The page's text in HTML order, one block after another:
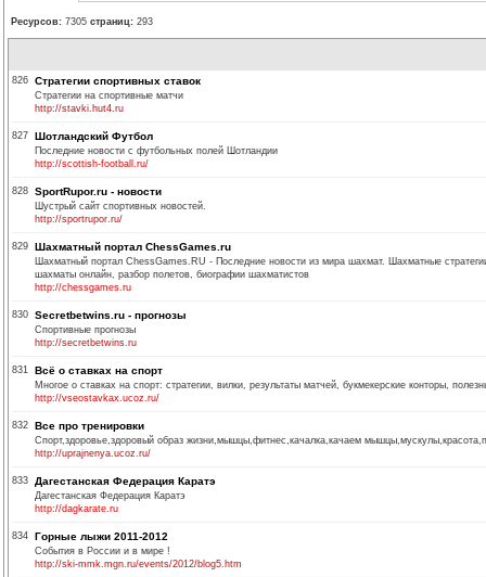
Ресурсов: 7305 страниц: 293
826 Стратегии спортивных ставок
Стратегии на спортивные матчи
http://stavki.hut4.ru
827 Шотландский Футбол
Последние новости с футбольных полей Шотландии
http://scottish-football.ru/
828 SportRupor.ru - новости
Шустрый сайт спортивных новостей.
http://sportrupor.ru/
829 Шахматный портал ChessGames.ru
Шахматный портал ChessGames.RU - Последние новости из мира шахмат. Шахматные
шахматы онлайн, разбор полетов, биографии шахматистов
http://chessgames.ru
830 Secretbetwins.ru - прогнозы
Спортивные прогнозы
http://secretbetwins.ru
831 Всё о ставках на спорт
Многое о ставках на спорт: стратегии, вилки, результаты матчей, букмекерские конторы,
http://vseostavkax.ucoz.ru/
832 Все про тренировки
Спорт,здоровье,здоровый образ жизни,мышцы,фитнес,качалка,качаем
http://uprajnenya.ucoz.ru/
833 Дагестанская Федерация Каратэ
Дагестанская Федерация Каратэ
http://dagkarate.ru
834 Горные лыжи 2011-2012
События в России и в мире !
http://ski-mmk.mgn.ru/events/2012/blog5.htm